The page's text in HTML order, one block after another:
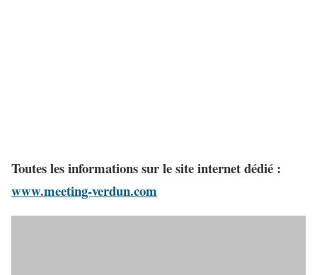
Toutes les informations sur le site internet dédié :
www.meeting-verdun.com